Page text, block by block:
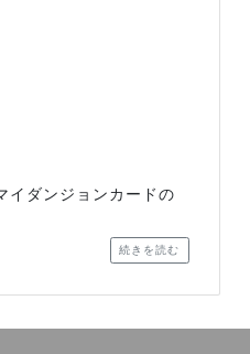
イダンジョンカードの
続きを読む